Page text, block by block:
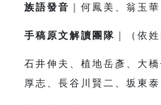
族語發音 ｜何鳳美、翁玉
手稿原文解讀團隊 ｜（依
石井伸夫、植地岳彥、大
厚志、長谷川賢二、坂東